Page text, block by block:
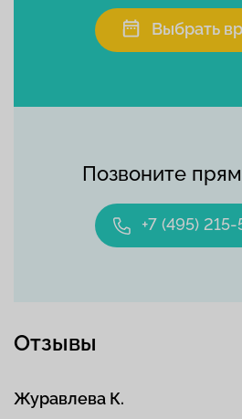
Позвоните
+7 (495)
Выбрать
Отзывы
Журавлева К.